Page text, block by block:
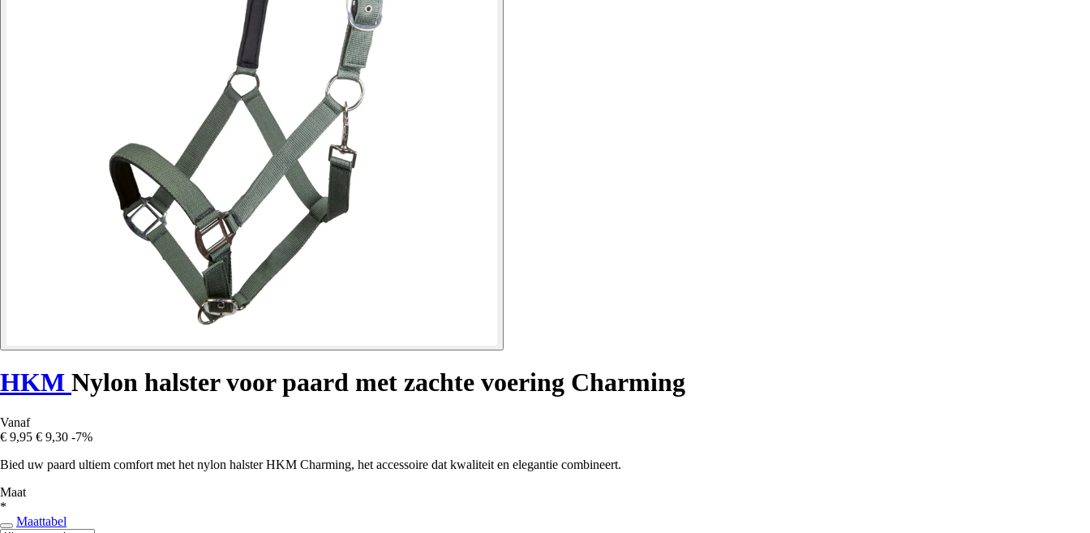
HKM Nylon halster voor paard met zachte voering Charming
Vanaf
€ 9,95 € 9,30 -7%
Bied uw paard ultiem comfort met het nylon halster HKM Charming, het accessoire dat kwaliteit en elegantie combineert.
Maat
*
Maattabel